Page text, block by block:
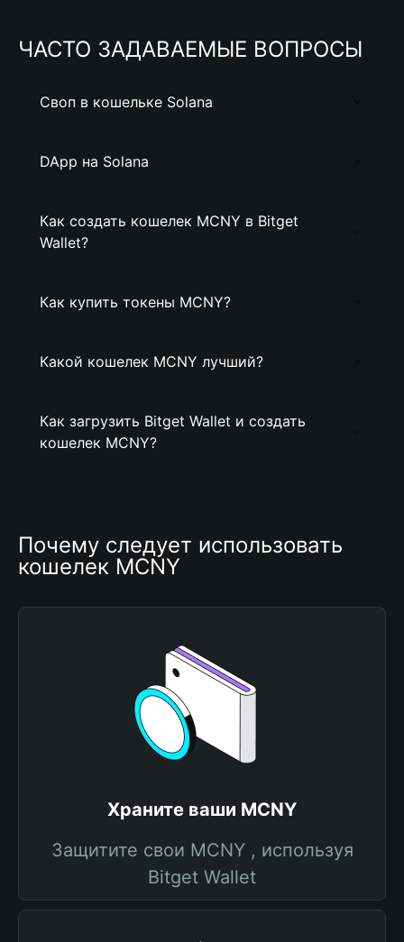
ЧАСТО ЗАДАВАЕМЫЕ ВОПРОСЫ
Своп в кошельке Solana
DApp на Solana
Как создать кошелек MCNY в Bitget
Wallet?
Как купить токены MCNY?
Какой кошелек MCNY лучший?
Как загрузить Bitget Wallet и создать
кошелек MCNY?
Почему следует использовать
кошелек MCNY
Храните ваши MCNY
Защитите свои MCNY , используя
Bitget Wallet